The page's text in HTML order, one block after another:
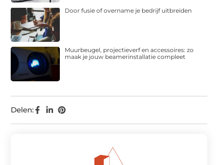
Delen:
Door fusie of overname je bedrijf uitbreiden
Muurbeugel, projectieverf en accessoires: zo
maak je jouw beamerinstallatie compleet